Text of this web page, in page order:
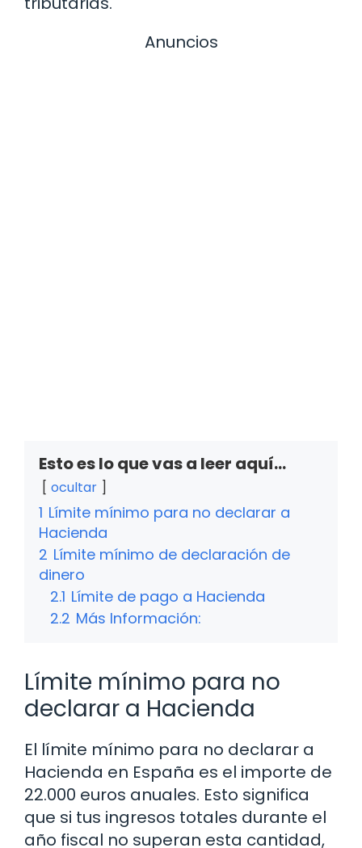
Anuncios
Esto es lo que vas a leer aquí...
ocultar
1 Límite mínimo para no declarar a
Hacienda
2 Límite mínimo de declaración de
dinero
2.1 Límite de pago a Hacienda
2.2 Más Información:
Límite mínimo para no
declarar a Hacienda
El límite mínimo para no declarar a
Hacienda en España es el importe de
22.000 euros anuales. Esto significa
que si tus ingresos totales durante el
año fiscal no superan esta cantidad,